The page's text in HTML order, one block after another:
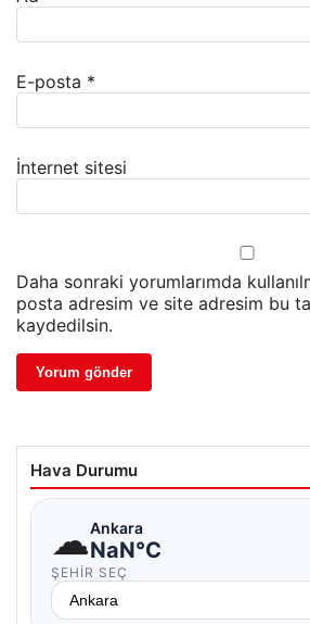
E-posta *
İnternet sitesi
Daha sonraki yorumlarımda
posta adresim ve site adresim bu
kaydedilsin.
Hava Durumu
☁Ankara
NaN°C
ŞEHIR SEÇ